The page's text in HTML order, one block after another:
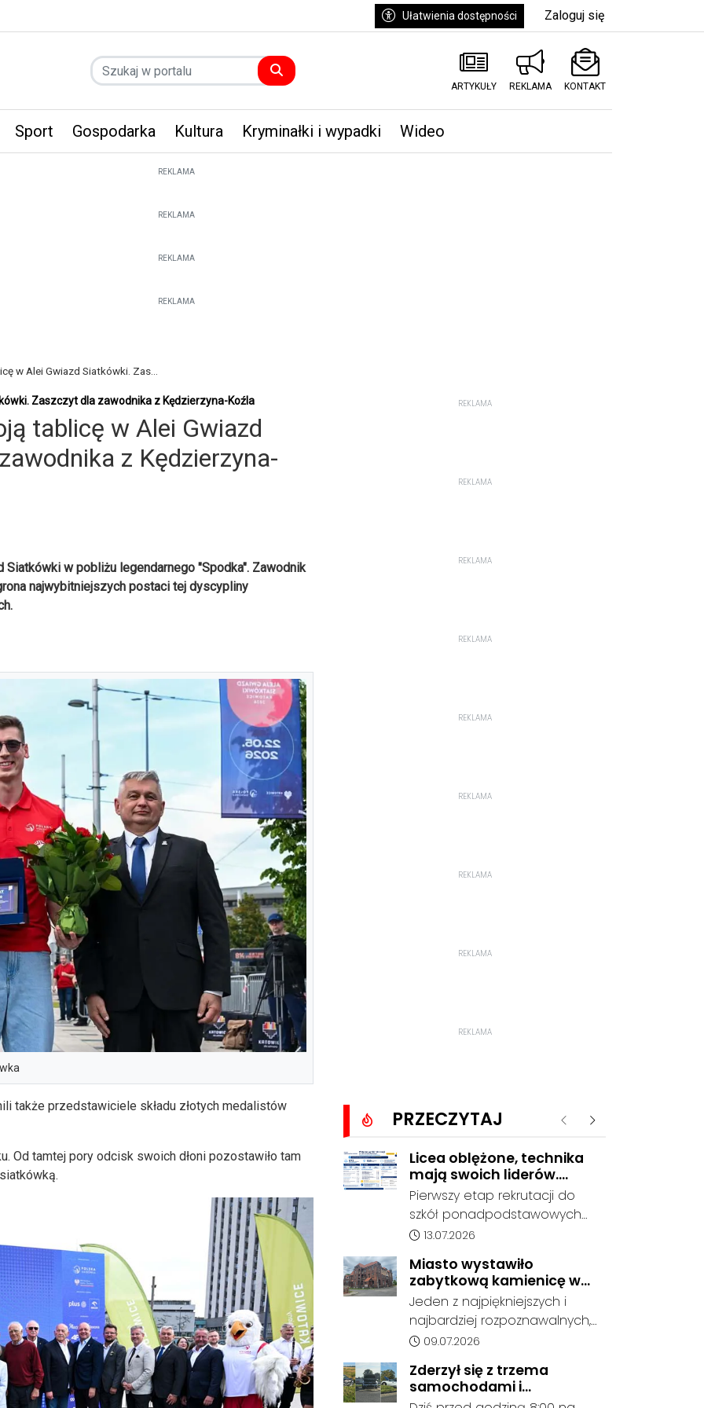
Ułatwienia dostępności Zaloguj się
ARTYKUŁY REKLAMA KONTAKT
Sport Gospodarka Kultura Kryminałki i wypadki Wideo
REKLAMA
REKLAMA
REKLAMA
REKLAMA
w Alei Gwiazd Siatkówki. Zas...
Zaszczyt dla zawodnika z Kędzierzyna-Koźla
tablicę w Alei Gwiazd
z Kędzierzyna-
w pobliżu legendarnego "Spodka". Zawodnik
najwybitniejszych postaci tej dyscypliny
także przedstawiciele składu złotych medalistów
Od tamtej pory odcisk swoich dłoni pozostawiło tam
REKLAMA
REKLAMA
REKLAMA
REKLAMA
REKLAMA
REKLAMA
REKLAMA
REKLAMA
REKLAMA
PRZECZYTAJ Poprzednie
Następne
Licea oblężone, technika
mają swoich liderów.
Znamy wstępne wyniki
rekrutacji do szkół w
powiecie
Pierwszy etap rekrutacji do
szkół ponadpodstawowych
prowadzonych przez Powiat
pokazuje coraz wyraźniejsze
preferencje tegorocznych
absolwentów szkół
podstawowych. Dane dotyczą
kandydatów, którzy wskazali
dany oddział jako pierwszy
wybór, dlatego nie stanowią
jeszcze ostatecznego wyniku
Data dodania artykułu:
13.07.2026
Miasto wystawiło
zabytkową kamienicę w
Porcie na sprzedaż. W
dawnym hotelu mają
powstać mieszkania
Jeden z najpiękniejszych i
najbardziej rozpoznawalnych,
ale też najbardziej
Portu został wystawiony na
sprzedaż. Gmina Kędzierzyn-
Data dodania artykułu:
09.07.2026
Zderzył się z trzema
samochodami i
kontynuował jazdę. Seria